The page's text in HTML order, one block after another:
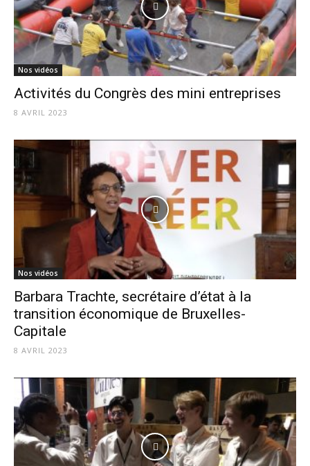
Nos vidéos
Activités du Congrès des mini entreprises
8 AVRIL 2023
Nos vidéos
Barbara Trachte, secrétaire d’état à la
transition économique de Bruxelles-
Capitale
8 AVRIL 2023